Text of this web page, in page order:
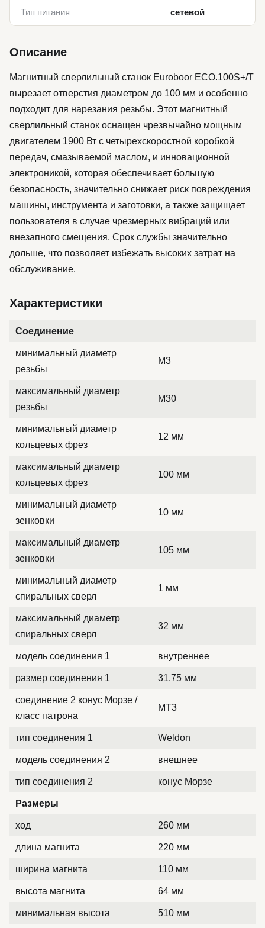
Тип питания сетевой
Описание
Магнитный сверлильный станок Euroboor ECO.100S+/T
вырезает отверстия диаметром до 100 мм и особенно
подходит для нарезания резьбы. Этот магнитный
сверлильный станок оснащен чрезвычайно мощным
двигателем 1900 Вт с четырехскоростной коробкой
передач, смазываемой маслом, и инновационной
электроникой, которая обеспечивает большую
безопасность, значительно снижает риск повреждения
машины, инструмента и заготовки, а также защищает
пользователя в случае чрезмерных вибраций или
внезапного смещения. Срок службы значительно
дольше, что позволяет избежать высоких затрат на
обслуживание.
Характеристики
Соединение
минимальный диаметр
резьбы
M3
максимальный диаметр
резьбы
M30
минимальный диаметр
кольцевых фрез
12 мм
максимальный диаметр
кольцевых фрез
100 мм
минимальный диаметр
зенковки
10 мм
максимальный диаметр
зенковки
105 мм
минимальный диаметр
спиральных сверл
1 мм
максимальный диаметр
спиральных сверл
32 мм
модель соединения 1 внутреннее
размер соединения 1 31.75 мм
соединение 2 конус Морзе /
класс патрона
MT3
тип соединения 1 Weldon
модель соединения 2 внешнее
тип соединения 2 конус Морзе
Размеры
ход 260 мм
длина магнита 220 мм
ширина магнита 110 мм
высота магнита 64 мм
минимальная высота 510 мм